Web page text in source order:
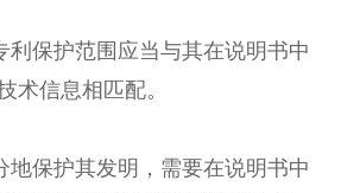
保护范围应当与其在说明书中
术信息相匹配。
保护其发明，需要在说明书中